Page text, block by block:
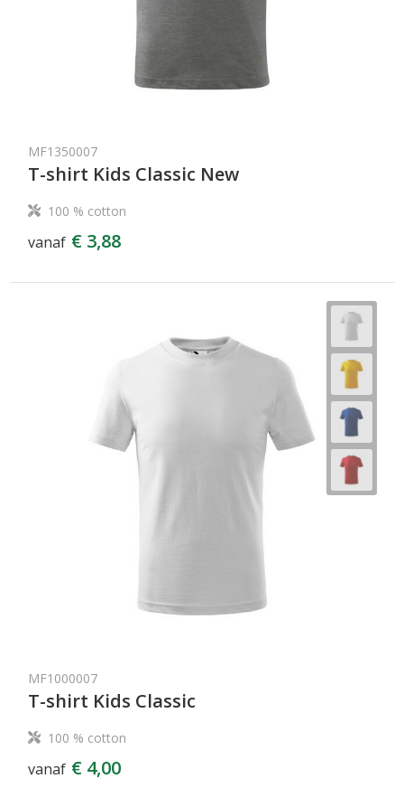
MF1350007
T-shirt Kids Classic New
100 % cotton
vanaf € 3,88
MF1000007
T-shirt Kids Classic
100 % cotton
vanaf € 4,00